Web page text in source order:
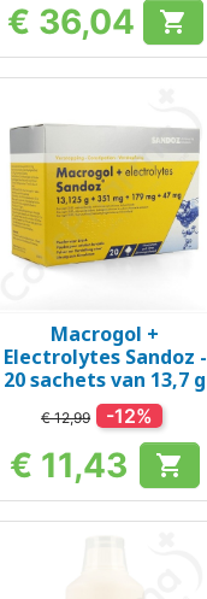
Prijs
€ 36,04 
Snel bekijken
Macrogol +
Electrolytes Sandoz -
20 sachets van 13,7 g
€ 12,99 -12%
Prijs
€ 11,43 